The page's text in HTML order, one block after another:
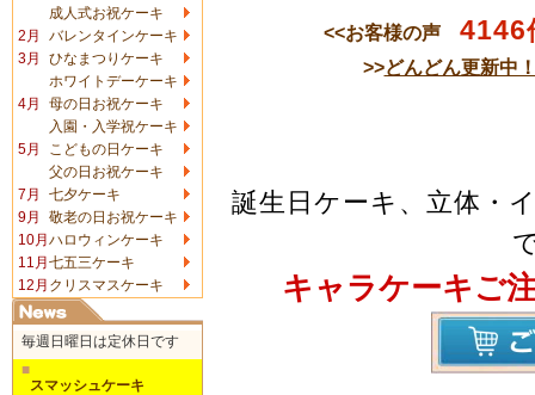
成人式お祝ケーキ
2月
バレンタインケーキ
3月
ひなまつりケーキ
ホワイトデーケーキ
4月
母の日お祝ケーキ
入園・入学祝ケーキ
5月
こどもの日ケーキ
父の日お祝ケーキ
7月
七夕ケーキ
9月
敬老の日お祝ケーキ
10月 ハロウィンケーキ
11月 七五三ケーキ
12月 クリスマスケーキ
毎週日曜日は定休日です
■
スマッシュケーキ
<<お客様の声 4146
>>どんどん更新中
誕生日ケーキ、立体・
キャラケーキご